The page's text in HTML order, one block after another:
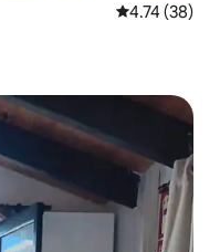
คะแนนเฉลี่ย
4.74 (38)